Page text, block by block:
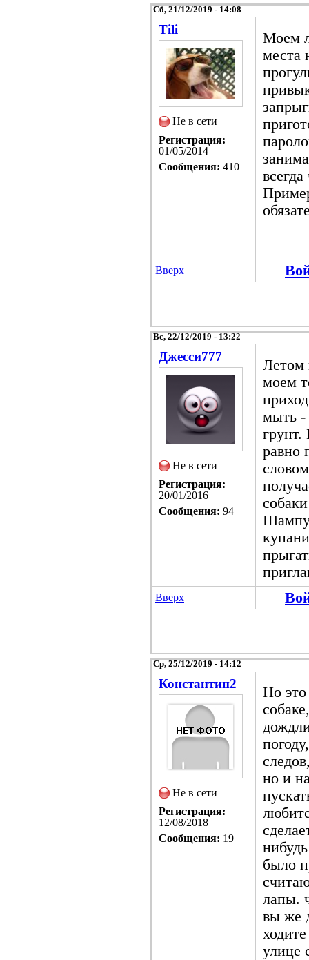
Сб, 21/12/2019 - 14:08
Tili
Не в сети
Регистрация:
01/05/2014
Сообщения: 410
Моем
места
Вверх
Вс, 22/12/2019 - 13:22
Джесси777
Не в сети
Регистрация:
20/01/2016
Сообщения: 94
Летом
моем
мыть -
грунт.
равно
Вверх
Ср, 25/12/2019 - 14:12
Константин2
Не в сети
Регистрация:
12/08/2018
Сообщения: 19
Но
но и
было
лапы.
вы же
улице